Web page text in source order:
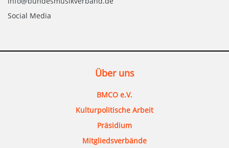
Social Media
Über uns
BMCO e.V.
Kulturpolitische Arbeit
Präsidium
Mitgliedsverbände